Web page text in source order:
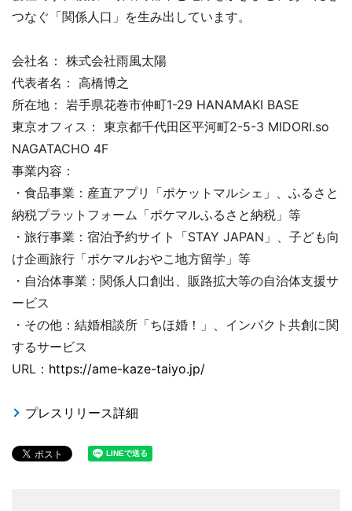
つなぐ「関係人口」を生み出しています。
会社名： 株式会社雨風太陽
代表者名： 高橋博之
所在地： 岩手県花巻市仲町1-29 HANAMAKI BASE
東京オフィス： 東京都千代田区平河町2-5-3 MIDORI.so
NAGATACHO 4F
事業内容：
・食品事業：産直アプリ「ポケットマルシェ」、ふるさと
納税プラットフォーム「ポケマルふるさと納税」等
・旅行事業：宿泊予約サイト「STAY JAPAN」、子ども向
け企画旅行「ポケマルおやこ地方留学」等
・自治体事業：関係人口創出、販路拡大等の自治体支援サ
ービス
・その他：結婚相談所「ちほ婚！」、インパクト共創に関
するサービス
URL： https://ame-kaze-taiyo.jp/
プレスリリース詳細